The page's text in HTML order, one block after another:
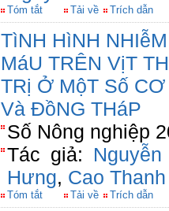
Tóm tắt Tải về Trích dẫn
TìNH HìNH
MáU TRÊN VịT
TRị Ở MộT Số
Và ĐồNG THáP
Số Nông nghiệp
Tác giả:
Hưng, Cao
Tóm tắt Tải về Trích dẫn